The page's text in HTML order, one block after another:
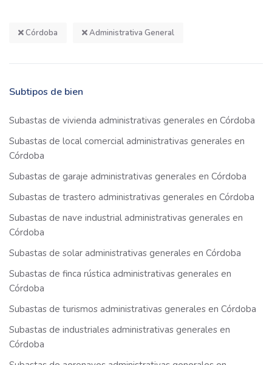
Córdoba Administrativa General
Subtipos de bien
Subastas de vivienda administrativas generales en Córdoba
Subastas de local comercial administrativas generales en
Córdoba
Subastas de garaje administrativas generales en Córdoba
Subastas de trastero administrativas generales en Córdoba
Subastas de nave industrial administrativas generales en
Córdoba
Subastas de solar administrativas generales en Córdoba
Subastas de finca rústica administrativas generales en
Córdoba
Subastas de turismos administrativas generales en Córdoba
Subastas de industriales administrativas generales en
Córdoba